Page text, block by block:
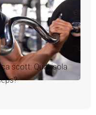
scott: Qual isola